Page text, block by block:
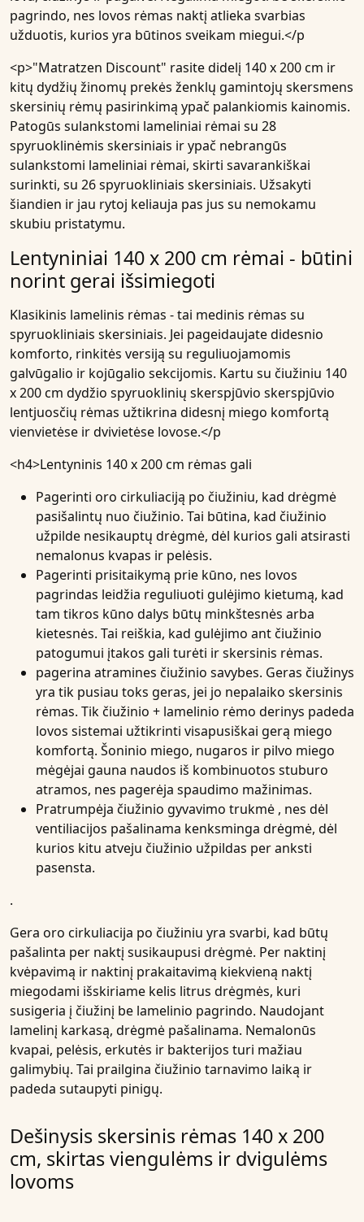
pagrindo, nes lovos rėmas naktį atlieka svarbias
užduotis, kurios yra būtinos sveikam miegui.</p
<p>"Matratzen Discount" rasite didelį 140 x 200 cm ir
kitų dydžių žinomų prekės ženklų gamintojų skersmens
skersinių rėmų pasirinkimą ypač palankiomis kainomis.
Patogūs sulankstomi lameliniai rėmai su 28
spyruoklinėmis skersiniais ir ypač nebrangūs
sulankstomi lameliniai rėmai, skirti savarankiškai
surinkti, su 26 spyruokliniais skersiniais. Užsakyti
šiandien ir jau rytoj keliauja pas jus su nemokamu
skubiu pristatymu.
Lentyniniai 140 x 200 cm rėmai - būtini
norint gerai išsimiegoti
Klasikinis lamelinis rėmas - tai medinis rėmas su
spyruokliniais skersiniais. Jei pageidaujate didesnio
komforto, rinkitės versiją su reguliuojamomis
galvūgalio ir kojūgalio sekcijomis. Kartu su čiužiniu 140
x 200 cm dydžio spyruoklinių skerspjūvio skerspjūvio
lentjuosčių rėmas užtikrina didesnį miego komfortą
vienvietėse ir dvivietėse lovose.</p
<h4>Lentyninis 140 x 200 cm rėmas gali
Pagerinti oro cirkuliaciją po čiužiniu, kad drėgmė
pasišalintų nuo čiužinio. Tai būtina, kad čiužinio
užpilde nesikauptų drėgmė, dėl kurios gali atsirasti
nemalonus kvapas ir pelėsis.
Pagerinti prisitaikymą prie kūno, nes lovos
pagrindas leidžia reguliuoti gulėjimo kietumą, kad
tam tikros kūno dalys būtų minkštesnės arba
kietesnės. Tai reiškia, kad gulėjimo ant čiužinio
patogumui įtakos gali turėti ir skersinis rėmas.
pagerina atramines čiužinio savybes. Geras čiužinys
yra tik pusiau toks geras, jei jo nepalaiko skersinis
rėmas. Tik čiužinio + lamelinio rėmo derinys padeda
lovos sistemai užtikrinti visapusiškai gerą miego
komfortą. Šoninio miego, nugaros ir pilvo miego
mėgėjai gauna naudos iš kombinuotos stuburo
atramos, nes pagerėja spaudimo mažinimas.
Pratrumpėja čiužinio gyvavimo trukmė , nes dėl
ventiliacijos pašalinama kenksminga drėgmė, dėl
kurios kitu atveju čiužinio užpildas per anksti
pasensta.
.
Gera oro cirkuliacija po čiužiniu yra svarbi, kad būtų
pašalinta per naktį susikaupusi drėgmė. Per naktinį
kvėpavimą ir naktinį prakaitavimą kiekvieną naktį
miegodami išskiriame kelis litrus drėgmės, kuri
susigeria į čiužinį be lamelinio pagrindo. Naudojant
lamelinį karkasą, drėgmė pašalinama. Nemalonūs
kvapai, pelėsis, erkutės ir bakterijos turi mažiau
galimybių. Tai prailgina čiužinio tarnavimo laiką ir
padeda sutaupyti pinigų.
Dešinysis skersinis rėmas 140 x 200
cm, skirtas viengulėms ir dvigulėms
lovoms